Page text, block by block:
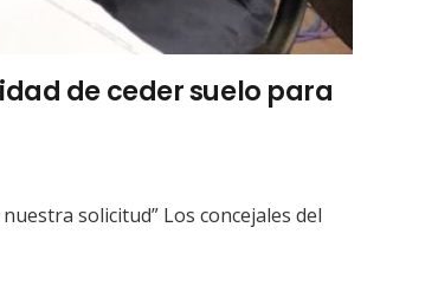
de ceder suelo para
solicitud” Los concejales del